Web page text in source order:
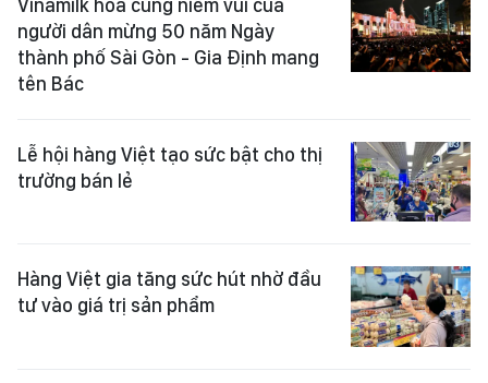
Vinamilk hòa cùng niềm vui của
người dân mừng 50 năm Ngày
thành phố Sài Gòn - Gia Định mang
tên Bác
Lễ hội hàng Việt tạo sức bật cho thị
trường bán lẻ
Hàng Việt gia tăng sức hút nhờ đầu
tư vào giá trị sản phẩm